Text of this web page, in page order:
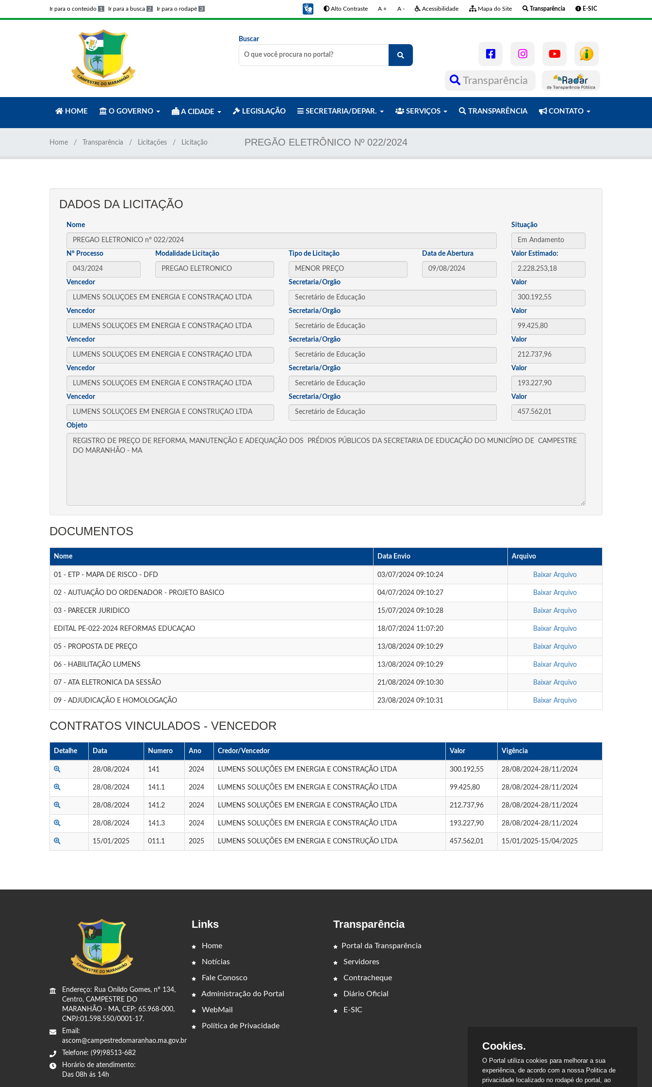
Ir para o conteúdo 1 Ir para a busca 2 Ir para o rodapé 3 Alto Contraste A + A - Acessibilidade Mapa do Site Transparência E-SIC
Buscar
Transparência
HOME O GOVERNO A CIDADE LEGISLAÇÃO SECRETARIA/DEPAR. SERVIÇOS TRANSPARÊNCIA CONTATO
PREGÃO ELETRÔNICO Nº 022/2024
Home Transparência Licitações Licitação
DADOS DA LICITAÇÃO
Nome Situação
Nº Processo Modalidade Licitação Tipo de Licitação Data de Abertura Valor Estimado:
Vencedor Secretaria/Orgão Valor
Vencedor Secretaria/Orgão Valor
Vencedor Secretaria/Orgão Valor
Vencedor Secretaria/Orgão Valor
Vencedor Secretaria/Orgão Valor
Objeto
DOCUMENTOS
Nome Data Envio Arquivo
01 - ETP - MAPA DE RISCO - DFD 03/07/2024 09:10:24 Baixar Arquivo
02 - AUTUAÇÃO DO ORDENADOR - PROJETO BASICO 04/07/2024 09:10:27 Baixar Arquivo
03 - PARECER JURIDICO 15/07/2024 09:10:28 Baixar Arquivo
EDITAL PE-022-2024 REFORMAS EDUCAÇAO 18/07/2024 11:07:20 Baixar Arquivo
05 - PROPOSTA DE PREÇO 13/08/2024 09:10:29 Baixar Arquivo
06 - HABILITAÇÃO LUMENS 13/08/2024 09:10:29 Baixar Arquivo
07 - ATA ELETRONICA DA SESSÃO 21/08/2024 09:10:30 Baixar Arquivo
09 - ADJUDICAÇÃO E HOMOLOGAÇÃO 23/08/2024 09:10:31 Baixar Arquivo
CONTRATOS VINCULADOS - VENCEDOR
Detalhe Data Numero Ano Credor/Vencedor Valor Vigência
28/08/2024 141 2024 LUMENS SOLUÇÕES EM ENERGIA E CONSTRAÇÃO LTDA 300.192,55 28/08/2024-28/11/2024
28/08/2024 141.1 2024 LUMENS SOLUÇÕES EM ENERGIA E CONSTRAÇÃO LTDA 99.425,80 28/08/2024-28/11/2024
28/08/2024 141.2 2024 LUMENS SOLUÇÕES EM ENERGIA E CONSTRAÇÃO LTDA 212.737,96 28/08/2024-28/11/2024
28/08/2024 141.3 2024 LUMENS SOLUÇÕES EM ENERGIA E CONSTRAÇÃO LTDA 193.227,90 28/08/2024-28/11/2024
15/01/2025 011.1 2025 LUMENS SOLUÇÕES EM ENERGIA E CONSTRUÇÃO LTDA 457.562,01 15/01/2025-15/04/2025
Endereço: Rua Onildo Gomes, nº 134,
Centro, CAMPESTRE DO
MARANHÃO - MA, CEP: 65.968-000,
CNPJ:01.598.550/0001-17.
Email:
ascom@campestredomaranhao.ma.gov.br
Telefone: (99)98513-682
Horário de atendimento:
Das 08h ás 14h
Links
Home
Notícias
Fale Conosco
Administração do Portal
WebMail
Política de Privacidade
Transparência
Portal da Transparência
Servidores
Contracheque
Diário Oficial
E-SIC
Cookies.
O Portal utiliza cookies para melhorar a sua
experiência, de acordo com a nossa Politica de
privacidade localizado no rodapé do portal, ao